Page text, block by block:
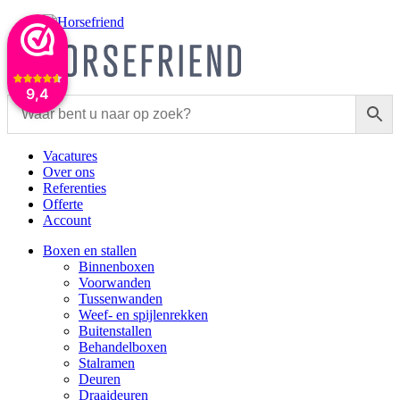
9,4
Vacatures
Over ons
Referenties
Offerte
Account
Boxen en stallen
Binnenboxen
Voorwanden
Tussenwanden
Weef- en spijlenrekken
Buitenstallen
Behandelboxen
Stalramen
Deuren
Draaideuren